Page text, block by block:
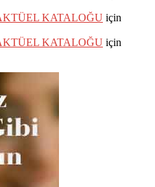
KATALOĞU için
KATALOĞU için